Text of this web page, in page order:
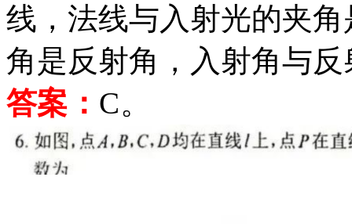
线，法线与入射光的夹
角是反射角，入射角与
答案： C。